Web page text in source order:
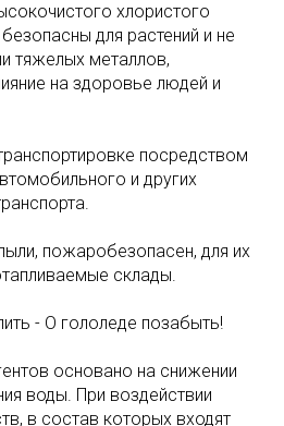
хлористого
для растений и не
тяжелых металлов,
на здоровье людей и
посредством
и других
пожаробезопасен, для их
склады.
- О гололеде позабыть!
основано на снижении
воды. При воздействии
в состав которых входят